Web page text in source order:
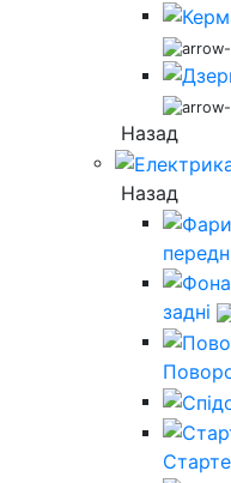
Назад
Назад
задні